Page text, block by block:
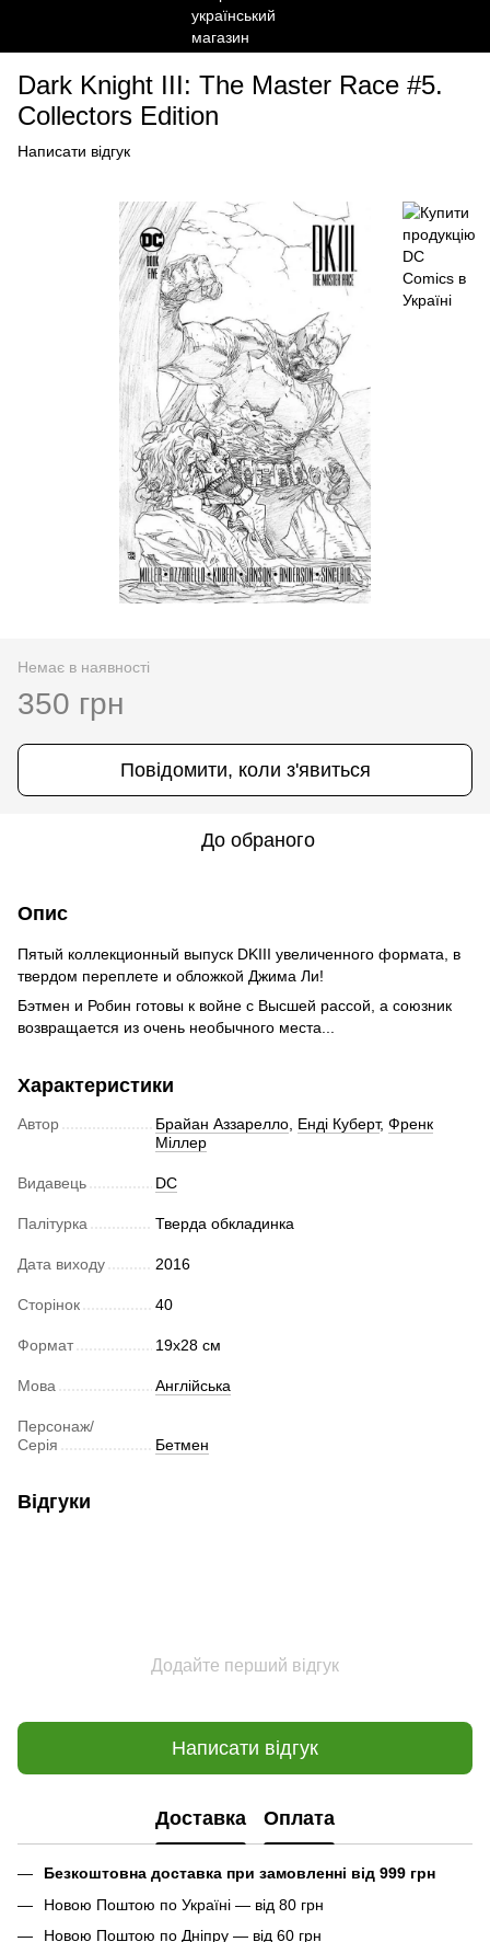
Dark Knight III: The Master Race #5.
Collectors Edition
Написати відгук
Немає в наявності
350 грн
Повідомити, коли з'явиться
До обраного
Опис
Пятый коллекционный выпуск DKIII увеличенного формата, в
твердом переплете и обложкой Джима Ли!
Бэтмен и Робин готовы к войне с Высшей рассой, а союзник
возвращается из очень необычного места...
Характеристики
Автор Брайан Аззарелло, Енді Куберт, Френк
Міллер
Видавець DC
Палітурка Тверда обкладинка
Дата виходу 2016
Сторінок 40
Формат 19x28 см
Мова Англійська
Персонаж/
Серія
Бетмен
Відгуки
Додайте перший відгук
Написати відгук
Доставка Оплата
Безкоштовна доставка при замовленні від 999 грн
Новою Поштою по Україні — від 80 грн
Новою Поштою по Дніпру — від 60 грн